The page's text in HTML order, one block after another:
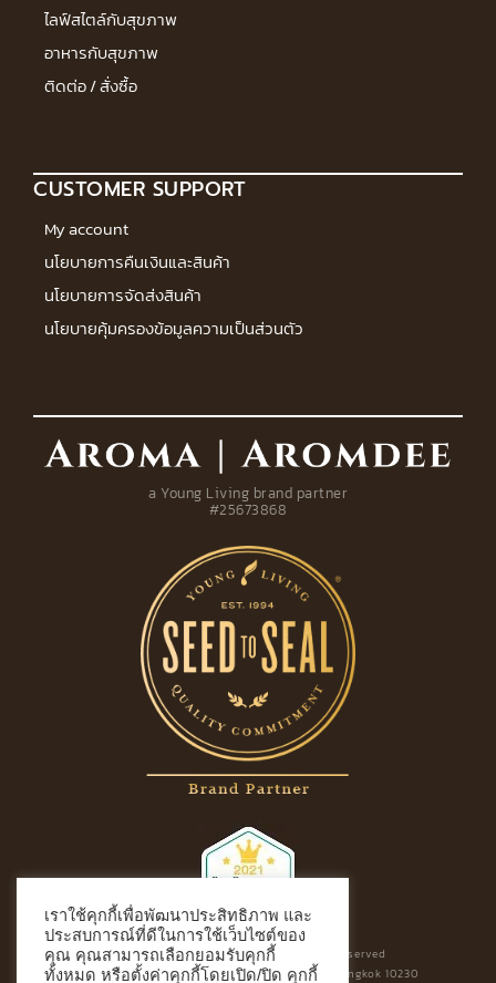
ไลฟ์สไตล์กับสุขภาพ
อาหารกับสุขภาพ
ติดต่อ / สั่งซื้อ
CUSTOMER SUPPORT
My account
นโยบายการคืนเงินและสินค้า
นโยบายการจัดส่งสินค้า
นโยบายคุ้มครองข้อมูลความเป็นส่วนตัว
a Young Living brand partner
#25673868
Aroma Aromdee | Copyright All rights reserved
900 Prasertmanukij 33 Nualchan Bungkum Bangkok 10230
เราใช้คุกกี้เพื่อพัฒนาประสิทธิภาพ และ
ประสบการณ์ที่ดีในการใช้เว็บไซต์ของ
คุณ คุณสามารถเลือกยอมรับคุกกี้
ทั้งหมด หรือตั้งค่าคุกกี้โดยเปิด/ปิด คุกกี้